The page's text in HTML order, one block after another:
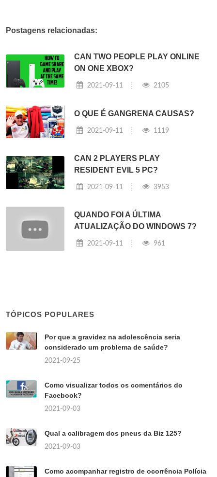
Postagens relacionadas:
CAN TWO PEOPLE PLAY ONLINE
ON ONE XBOX?
2021-09-11 2105
O QUE É GANGRENA CAUSAS?
2021-09-11 1119
CAN 2 PLAYERS PLAY
RESIDENT EVIL 5 PC?
2021-09-11 3953
QUANDO FOI A ÚLTIMA
ATUALIZAÇÃO DO WINDOWS 7?
2021-09-11 961
TÓPICOS POPULARES
Por que a gravidez na adolescência seria
considerado um problema de saúde?
2021-09-25
Como visualizar todos os comentários do
Facebook?
2021-09-03
Qual a calibragem dos pneus da Biz 125?
2021-09-03
Como acompanhar registro de ocorrência Polícia